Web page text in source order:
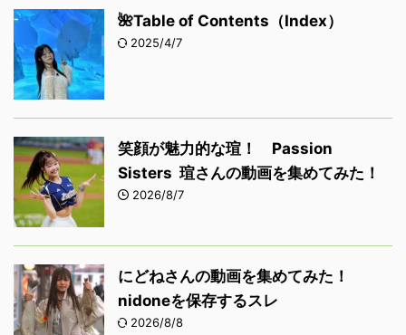
🌺Table of Contents（Index）
2025/4/7
笑顔が魅力的な瑄！ Passion
Sisters 瑄さんの動画を集めてみた！
2026/8/7
にどねさんの動画を集めてみた！
nidoneを保存するスレ
2026/8/8